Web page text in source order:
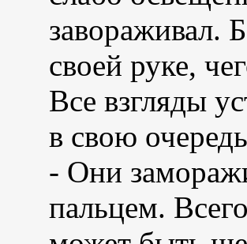
завораживал.
своей руке,
Все взгляды
в свою
- Они
пальцем.